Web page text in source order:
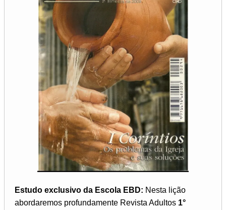
Estudo exclusivo da Escola EBD: Nesta lição
abordaremos profundamente Revista Adultos 1°